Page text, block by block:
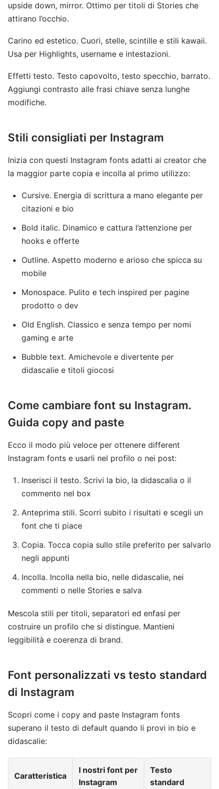
upside down, mirror. Ottimo per titoli di Stories che
attirano l’occhio.
Carino ed estetico. Cuori, stelle, scintille e stili kawaii.
Usa per Highlights, username e intestazioni.
Effetti testo. Testo capovolto, testo specchio, barrato.
Aggiungi contrasto alle frasi chiave senza lunghe
modifiche.
Stili consigliati per Instagram
Inizia con questi Instagram fonts adatti ai creator che
la maggior parte copia e incolla al primo utilizzo:
Cursive. Energia di scrittura a mano elegante per
citazioni e bio
Bold italic. Dinamico e cattura l’attenzione per
hooks e offerte
Outline. Aspetto moderno e arioso che spicca su
mobile
Monospace. Pulito e tech inspired per pagine
prodotto o dev
Old English. Classico e senza tempo per nomi
gaming e arte
Bubble text. Amichevole e divertente per
didascalie e titoli giocosi
Come cambiare font su Instagram.
Guida copy and paste
Ecco il modo più veloce per ottenere different
Instagram fonts e usarli nel profilo o nei post:
Inserisci il testo. Scrivi la bio, la didascalia o il
commento nel box
Anteprima stili. Scorri subito i risultati e scegli un
font che ti piace
Copia. Tocca copia sullo stile preferito per salvarlo
negli appunti
Incolla. Incolla nella bio, nelle didascalie, nei
commenti o nelle Stories e salva
Mescola stili per titoli, separatori ed enfasi per
costruire un profilo che si distingue. Mantieni
leggibilità e coerenza di brand.
Font personalizzati vs testo standard
di Instagram
Scopri come i copy and paste Instagram fonts
superano il testo di default quando li provi in bio e
didascalie:
Caratteristica
I nostri font per
Instagram
Testo
standard